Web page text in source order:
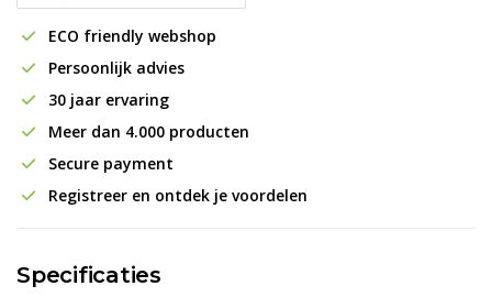
ECO friendly webshop
Persoonlijk advies
30 jaar ervaring
Meer dan 4.000 producten
Secure payment
Registreer en ontdek je voordelen
Specificaties